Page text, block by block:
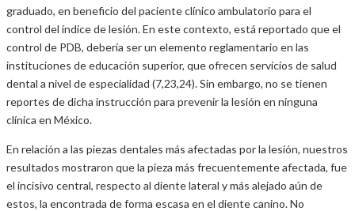
graduado, en beneficio del paciente clínico ambulatorio para el
control del índice de lesión. En este contexto, está reportado que el
control de PDB, debería ser un elemento reglamentario en las
instituciones de educación superior, que ofrecen servicios de salud
dental a nivel de especialidad (7,23,24). Sin embargo, no se tienen
reportes de dicha instrucción para prevenir la lesión en ninguna
clínica en México.
En relación a las piezas dentales más afectadas por la lesión, nuestros
resultados mostraron que la pieza más frecuentemente afectada, fue
el incisivo central, respecto al diente lateral y más alejado aún de
estos, la encontrada de forma escasa en el diente canino. No